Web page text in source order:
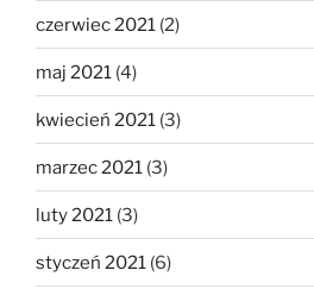
czerwiec 2021 (2)
maj 2021 (4)
kwiecień 2021 (3)
marzec 2021 (3)
luty 2021 (3)
styczeń 2021 (6)